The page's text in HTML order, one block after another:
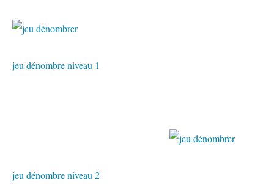
jeu dénombre niveau 1
jeu dénombre niveau 2